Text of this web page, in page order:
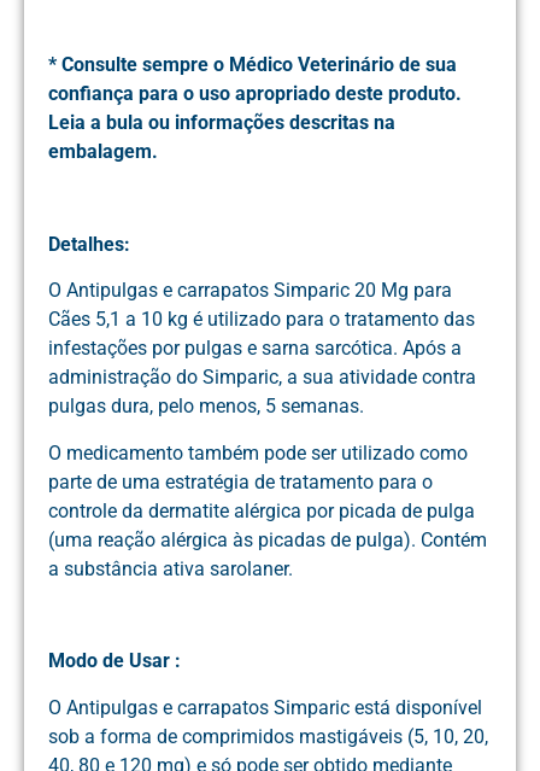
* Consulte sempre o Médico Veterinário de sua
confiança para o uso apropriado deste produto.
Leia a bula ou informações descritas na
embalagem.
Detalhes:
O Antipulgas e carrapatos Simparic 20 Mg para
Cães 5,1 a 10 kg é utilizado para o tratamento das
infestações por pulgas e sarna sarcótica. Após a
administração do Simparic, a sua atividade contra
pulgas dura, pelo menos, 5 semanas.
O medicamento também pode ser utilizado como
parte de uma estratégia de tratamento para o
controle da dermatite alérgica por picada de pulga
(uma reação alérgica às picadas de pulga). Contém
a substância ativa sarolaner.
Modo de Usar :
O Antipulgas e carrapatos Simparic está disponível
sob a forma de comprimidos mastigáveis (5, 10, 20,
40, 80 e 120 mg) e só pode ser obtido mediante